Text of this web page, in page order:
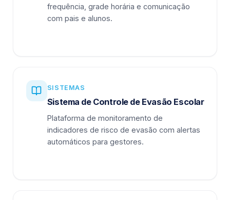
frequência, grade horária e comunicação
com pais e alunos.
SISTEMAS
Sistema de Controle de Evasão Escolar
Plataforma de monitoramento de
indicadores de risco de evasão com alertas
automáticos para gestores.